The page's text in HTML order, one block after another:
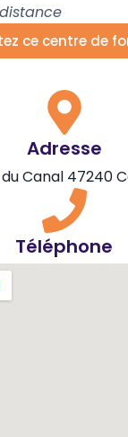
ce centre de
Adresse
Canal 47240
Téléphone